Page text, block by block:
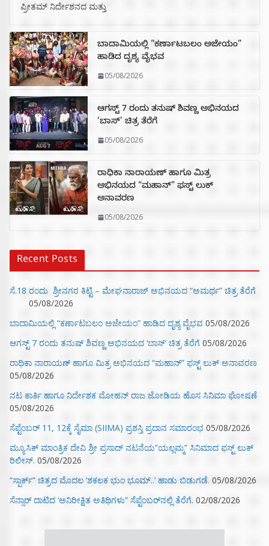
ಪ್ರೀತಮ್ ನಿರ್ದೇಶನದ ಮತ್ತು
ಬಾದಾಮಿಯಲ್ಲಿ “ಕರ್ಣಾಟಬಲಂ ಅಜೇಯಂ”
ಹಾಡಿದ ದೃಶ್ಯ ವೈಭವ
05/08/2026
ಆಗಸ್ಟ್ 7 ರಂದು ತನುಷ್ ಶಿವಣ್ಣ ಅಭಿನಯದ
‘ಬಾಸ್’ ಚಿತ್ರ ತೆರೆಗೆ
05/08/2026
ರಾಧಿಕಾ ನಾರಾಯಣ್ ಹಾಗೂ ಮಿತ್ರ
ಅಭಿನಯದ “ಮಹಾನ್” ಫಸ್ಟ್ ಲುಕ್
ಅನಾವರಣ
05/08/2026
Recent Posts
ಸೆ.18 ರಂದು ಶ್ರೀನಗರ ಕಿಟ್ಟಿ – ಮೇಘನಾರಾಜ್ ಅಭಿನಯದ “ಅಮರ್ಥ” ಚಿತ್ರ ತೆರೆಗೆ
05/08/2026
ಬಾದಾಮಿಯಲ್ಲಿ “ಕರ್ಣಾಟಬಲಂ ಅಜೇಯಂ” ಹಾಡಿದ ದೃಶ್ಯ ವೈಭವ 05/08/2026
ಆಗಸ್ಟ್ 7 ರಂದು ತನುಷ್ ಶಿವಣ್ಣ ಅಭಿನಯದ ‘ಬಾಸ್’ ಚಿತ್ರ ತೆರೆಗೆ 05/08/2026
ರಾಧಿಕಾ ನಾರಾಯಣ್ ಹಾಗೂ ಮಿತ್ರ ಅಭಿನಯದ “ಮಹಾನ್” ಫಸ್ಟ್ ಲುಕ್ ಅನಾವರಣ
05/08/2026
ನಟ ಕಾರ್ತಿ ಹಾಗೂ ನಿರ್ದೇಶಕ ಮೋಹನ್ ರಾಜ ಜೋಡಿಯ ಹೊಸ ಸಿನಿಮಾ ಘೋಷಣೆ
05/08/2026
ಸೆಪ್ಟೆಂಬರ್ 11, 12ಕ್ಕೆ ಸೈಮಾ (SIIMA) ಪ್ರಶಸ್ತಿ ಪ್ರದಾನ ಸಮಾರಂಭ 05/08/2026
ಮ್ಯೂಸಿಕ್‌ ಮಾಂತ್ರಿಕ ದೇವಿ ಶ್ರೀ ಪ್ರಸಾದ್ ನಟನೆಯ”ಯಲ್ಲಮ್ಮ” ಸಿನಿಮಾದ ಫಸ್ಟ್‌ ಲುಕ್‌
ರಿಲೀಸ್. 05/08/2026
“ಸ್ಪಾರ್ಕ್” ಚಿತ್ರದ ಮೊದಲ‌ ‘ಶಕಲಕ ಭುಂ‌ ಭೂಮ್..’ ಹಾಡು ಬಿಡುಗಡೆ. 05/08/2026
ಸೆನ್ಸಾರ್ ದಾಟಿದ ‘ಅನಿರೀಕ್ಷಿತ ಅತಿಥಿಗಳು” ಸೆಪ್ಟೆಂಬರ್‌ನಲ್ಲಿ ತೆರೆಗೆ. 02/08/2026